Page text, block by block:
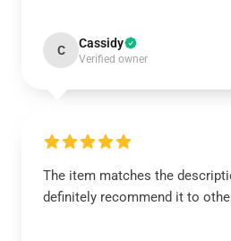
C Cassidy
Verified owner
The item matches the
definitely recommend it to